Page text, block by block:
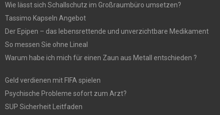
Wie lässt sich Schallschutz im Großraumbüro umsetzen?
Tassimo Kapseln Angebot
Der Epipen – das lebensrettende und unverzichtbare Medikament
So messen Sie ohne Lineal
Warum habe ich mich für einen Zaun aus Metall entschieden ?
Geld verdienen mit FIFA spielen
Psychische Probleme sofort zum Arzt?
SUP Sicherheit Leitfaden